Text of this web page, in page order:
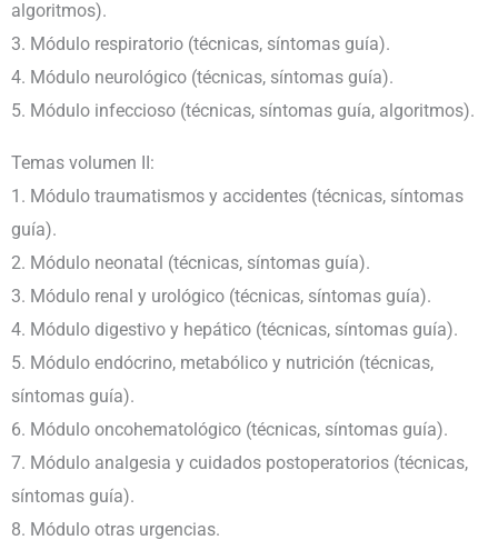
algoritmos).
3. Módulo respiratorio (técnicas, síntomas guía).
4. Módulo neurológico (técnicas, síntomas guía).
5. Módulo infeccioso (técnicas, síntomas guía, algoritmos).
Temas volumen II:
1. Módulo traumatismos y accidentes (técnicas, síntomas
guía).
2. Módulo neonatal (técnicas, síntomas guía).
3. Módulo renal y urológico (técnicas, síntomas guía).
4. Módulo digestivo y hepático (técnicas, síntomas guía).
5. Módulo endócrino, metabólico y nutrición (técnicas,
síntomas guía).
6. Módulo oncohematológico (técnicas, síntomas guía).
7. Módulo analgesia y cuidados postoperatorios (técnicas,
síntomas guía).
8. Módulo otras urgencias.